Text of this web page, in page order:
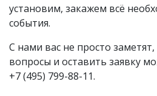
установим, закажем всё
события.
С нами вас не просто
вопросы и оставить заявку
+7 (495) 799-88-11.